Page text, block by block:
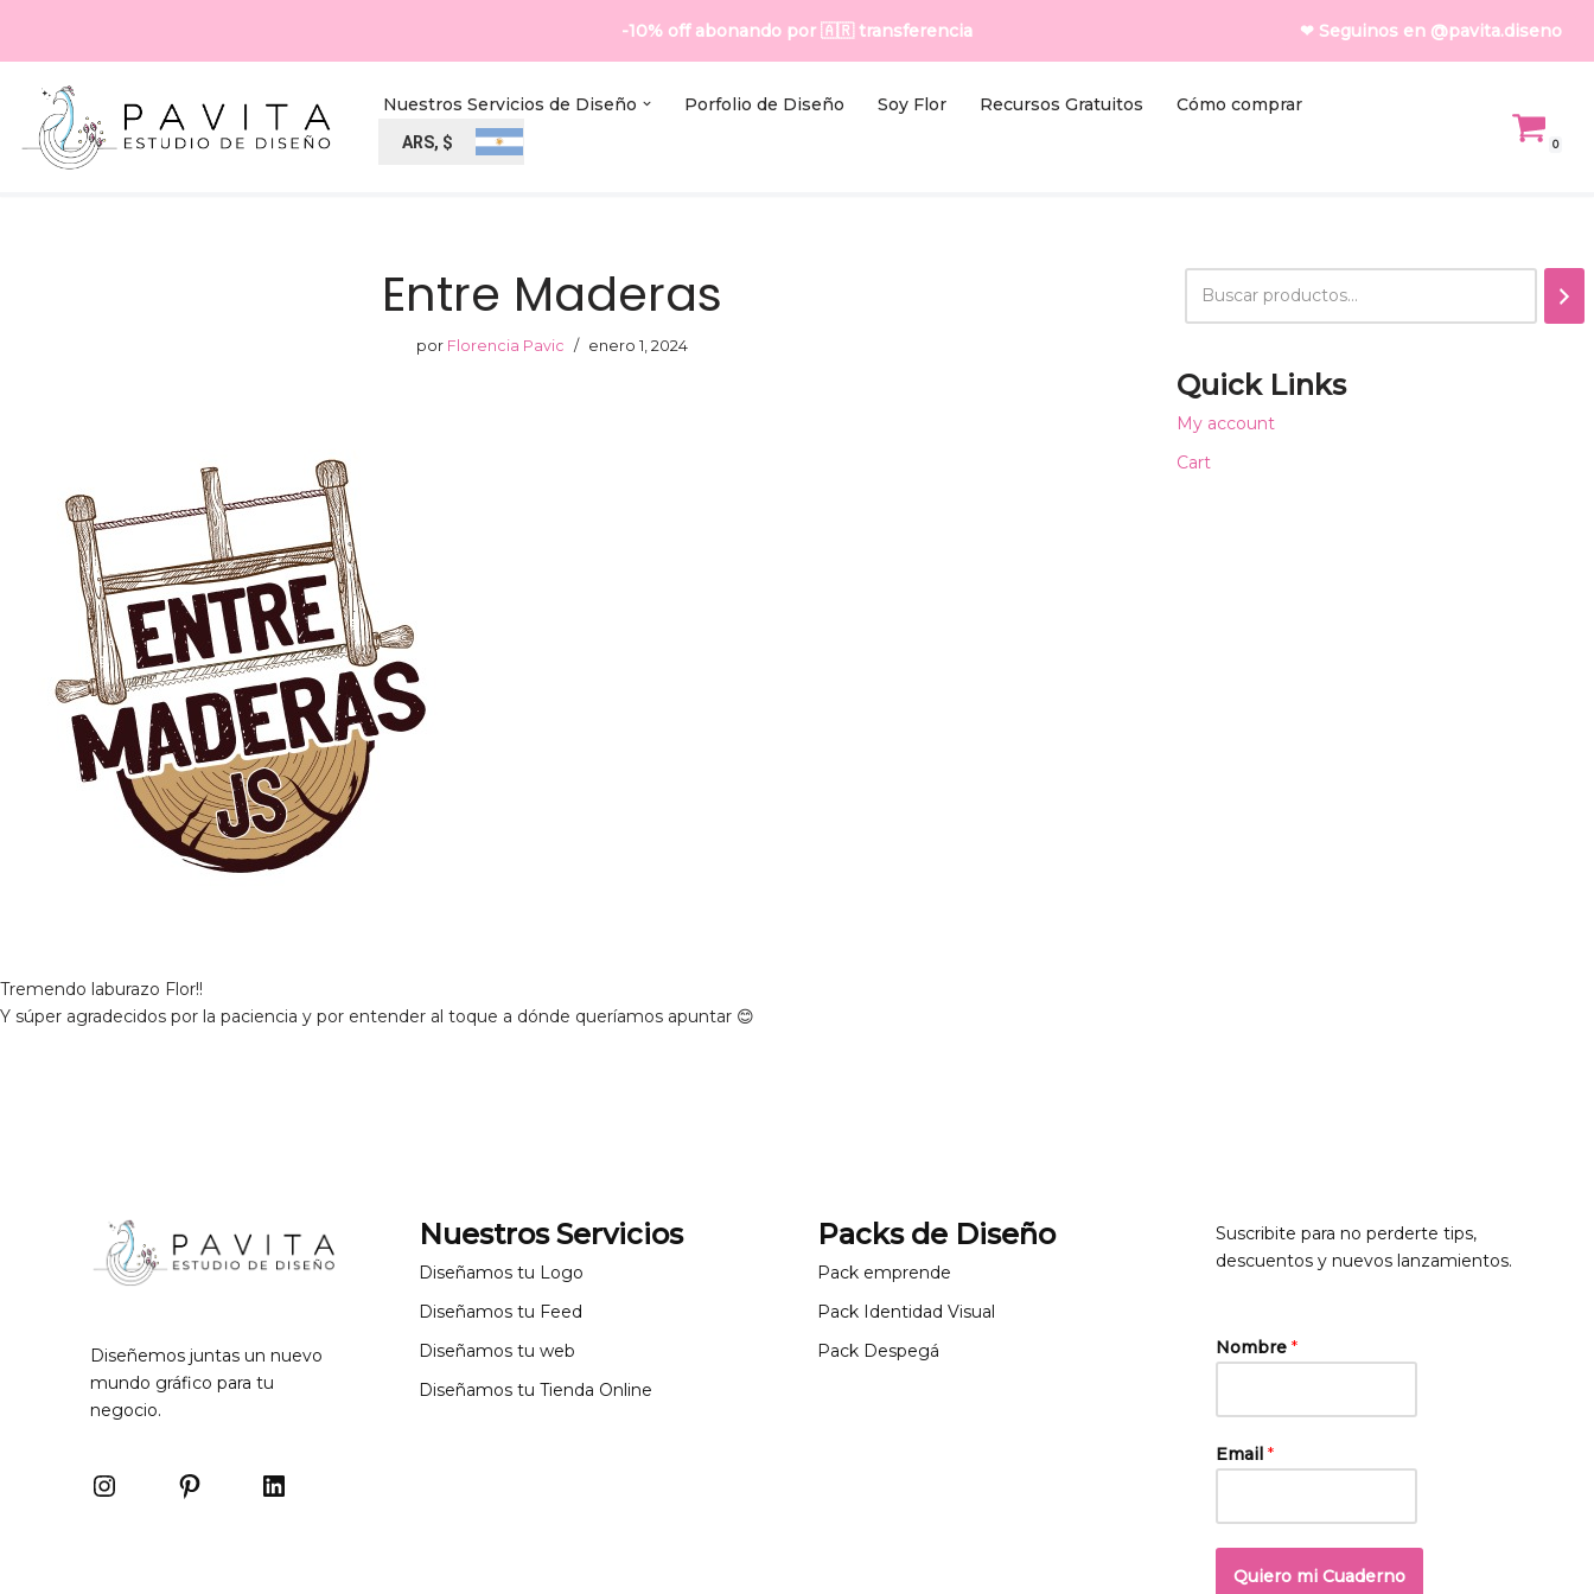
Ir
contenido
-10% off abonando por 🇦🇷 transferencia ❤ Seguinos en @pavita.diseno
Nuestros Servicios de Diseño Porfolio de Diseño Soy Flor Recursos Gratuitos Cómo comprar
ARS, $ 0
Entre Maderas
por Florencia Pavic enero 1, 2024
Tremendo laburazo Flor!!
Y súper agradecidos por la paciencia y por entender al toque a dónde queríamos apuntar 😊
Quick Links
My account
Cart
Diseñemos juntas un nuevo
mundo gráfico para tu
negocio.
Nuestros Servicios
Diseñamos tu Logo
Diseñamos tu Feed
Diseñamos tu web
Diseñamos tu Tienda Online
Packs de Diseño
Pack emprende
Pack Identidad Visual
Pack Despegá
Suscribite para no perderte tips,
descuentos y nuevos lanzamientos.
Nombre *
Email *
Quiero mi Cuaderno